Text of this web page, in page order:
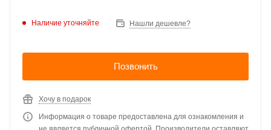
Наличие уточняйте Нашли дешевле?
Позвонить
Хочу в подарок
Информация о товаре предоставлена для ознакомления и